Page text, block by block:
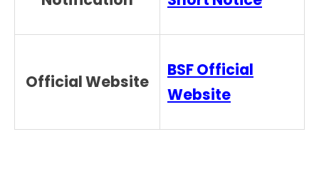
Official Website
BSF Official
Website